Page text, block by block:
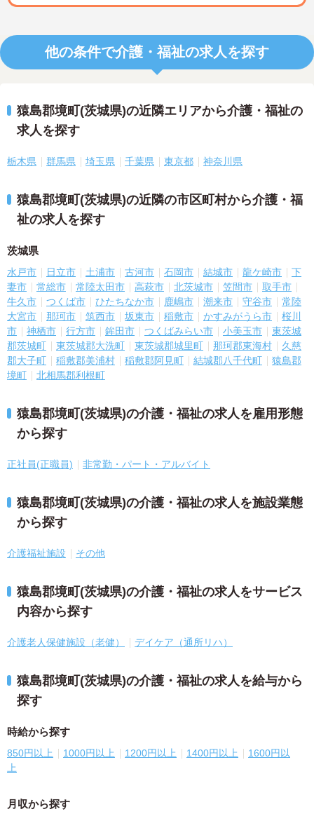
他の条件で介護・福祉の求人を探す
猿島郡境町(茨城県)の近隣エリアから介護・福祉の
求人を探す
栃木県 群馬県 埼玉県 千葉県 東京都 神奈川県
猿島郡境町(茨城県)の近隣の市区町村から介護・福
祉の求人を探す
茨城県
水戸市 日立市 土浦市 古河市 石岡市 結城市 龍ケ崎市
下
妻市
常総市 常陸太田市 高萩市 北茨城市 笠間市
取手市
牛久市
つくば市 ひたちなか市 鹿嶋市 潮来市 守谷市
常陸
大宮市
那珂市 筑西市 坂東市 稲敷市 かすみがうら市
桜川
市
神栖市 行方市 鉾田市 つくばみらい市 小美玉市
東茨城
郡茨城町
東茨城郡大洗町 東茨城郡城里町 那珂郡東海村
久慈
郡大子町
稲敷郡美浦村 稲敷郡阿見町 結城郡八千代町
猿島郡
境町
北相馬郡利根町
猿島郡境町(茨城県)の介護・福祉の求人を雇用形態
から探す
正社員(正職員) 非常勤・パート・アルバイト
猿島郡境町(茨城県)の介護・福祉の求人を施設業態
から探す
介護福祉施設 その他
猿島郡境町(茨城県)の介護・福祉の求人をサービス
内容から探す
介護老人保健施設（老健） デイケア（通所リハ）
猿島郡境町(茨城県)の介護・福祉の求人を給与から
探す
時給から探す
850円以上 1000円以上 1200円以上 1400円以上
1600円以
上
月収から探す